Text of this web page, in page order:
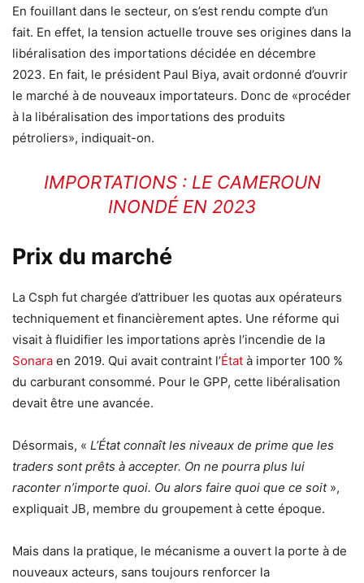
En fouillant dans le secteur, on s’est rendu compte d’un
fait. En effet, la tension actuelle trouve ses origines dans la
libéralisation des importations décidée en décembre
2023. En fait, le président Paul Biya, avait ordonné d’ouvrir
le marché à de nouveaux importateurs. Donc de «procéder
à la libéralisation des importations des produits
pétroliers», indiquait-on.
IMPORTATIONS : LE CAMEROUN
INONDÉ EN 2023
Prix du marché
La Csph fut chargée d’attribuer les quotas aux opérateurs
techniquement et financièrement aptes. Une réforme qui
visait à fluidifier les importations après l’incendie de la
Sonara en 2019. Qui avait contraint l’État à importer 100 %
du carburant consommé. Pour le GPP, cette libéralisation
devait être une avancée.
Désormais, « L’État connaît les niveaux de prime que les
traders sont prêts à accepter. On ne pourra plus lui
raconter n’importe quoi. Ou alors faire quoi que ce soit»,
expliquait JB, membre du groupement à cette époque.
Mais dans la pratique, le mécanisme a ouvert la porte à de
nouveaux acteurs, sans toujours renforcer la